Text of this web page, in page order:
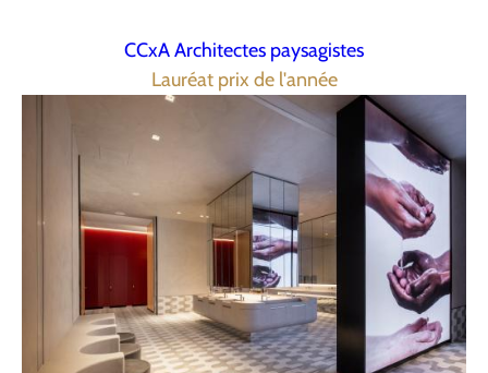
CCxA Architectes paysagistes
Lauréat prix de l'année